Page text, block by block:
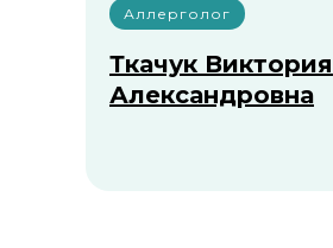
Аллерголог
Ткачук Виктория
Александровна